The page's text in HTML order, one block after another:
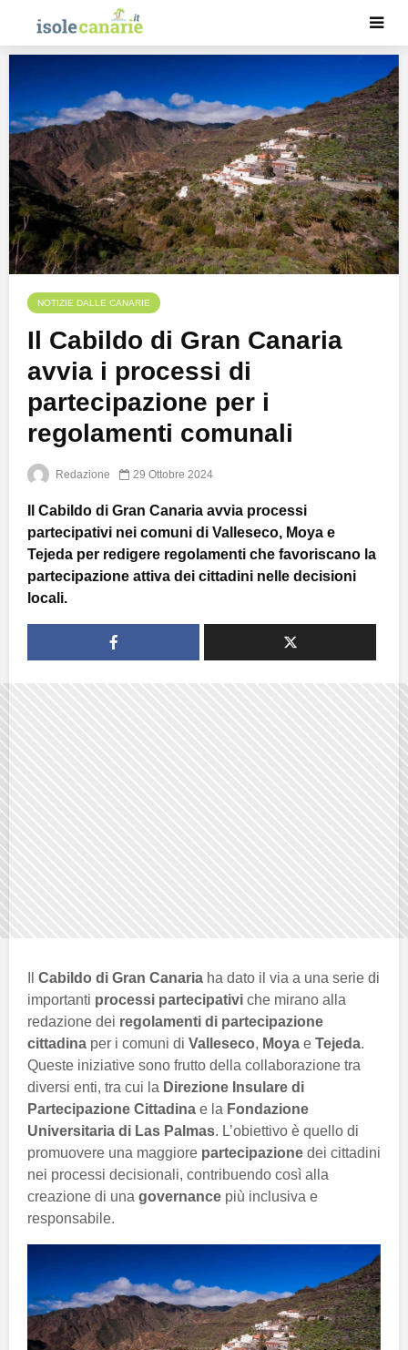
NOTIZIE DALLE CANARIE
Il Cabildo di Gran Canaria
avvia i processi di
partecipazione per i
regolamenti comunali
Redazione 29 Ottobre 2024
Il Cabildo di Gran Canaria avvia processi
partecipativi nei comuni di Valleseco, Moya e
Tejeda per redigere regolamenti che favoriscano la
partecipazione attiva dei cittadini nelle decisioni
locali.
Cabildo di Gran Canaria ha dato il via a una serie di
importanti processi partecipativi che mirano alla
redazione dei regolamenti di partecipazione
cittadina per i comuni di Valleseco, Moya e Tejeda.
Queste iniziative sono frutto della collaborazione tra
diversi enti, tra cui la Direzione Insulare di
Partecipazione Cittadina e la Fondazione
Universitaria di Las Palmas. L’obiettivo è quello di
promuovere una maggiore partecipazione dei cittadini
nei processi decisionali, contribuendo così alla
creazione di una governance più inclusiva e
responsabile.